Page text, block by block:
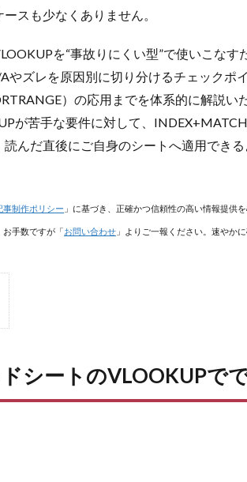
スも少なくありません。
を“事故りにくい型”で使いこな
やズレを原因別に切り分けるチェックポ
）の応用までを体系的に解説い
が苦手な要件に対して、
読んだ直後にご自身のシートへ適用でき
事制作ポリシー 」に基づき、正確かつ信頼性の高い情報提供
手数ですが「お問い合わせ 」よりご一報ください。速やか
シートのVLOOKUPで